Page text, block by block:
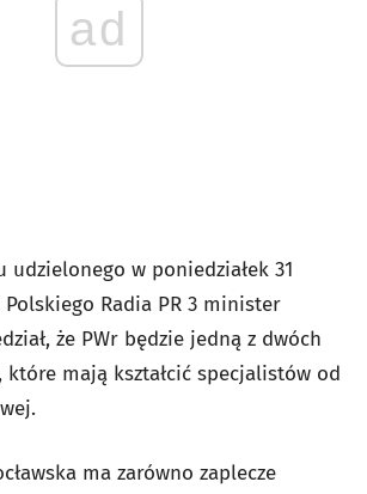
ad
udzielonego w poniedziałek 31
Radia PR 3 minister
że PWr będzie jedną z dwóch
mają kształcić specjalistów od
ma zarówno zaplecze